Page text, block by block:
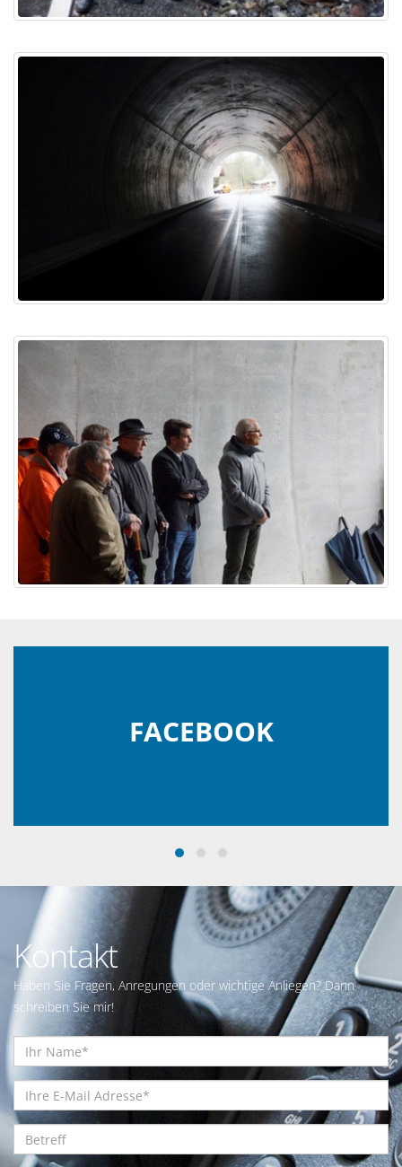
FACEBOOK
Kontakt
Haben Sie Fragen, Anregungen oder wichtige Anliegen? Dann
schreiben Sie mir!